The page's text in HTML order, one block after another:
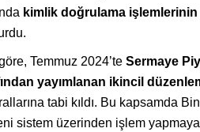
kimlik doğrulama işlemlerinin
Temmuz 2024’te Sermaye
yayımlanan ikincil
tabi kıldı. Bu kapsamda
sistem üzerinden işlem